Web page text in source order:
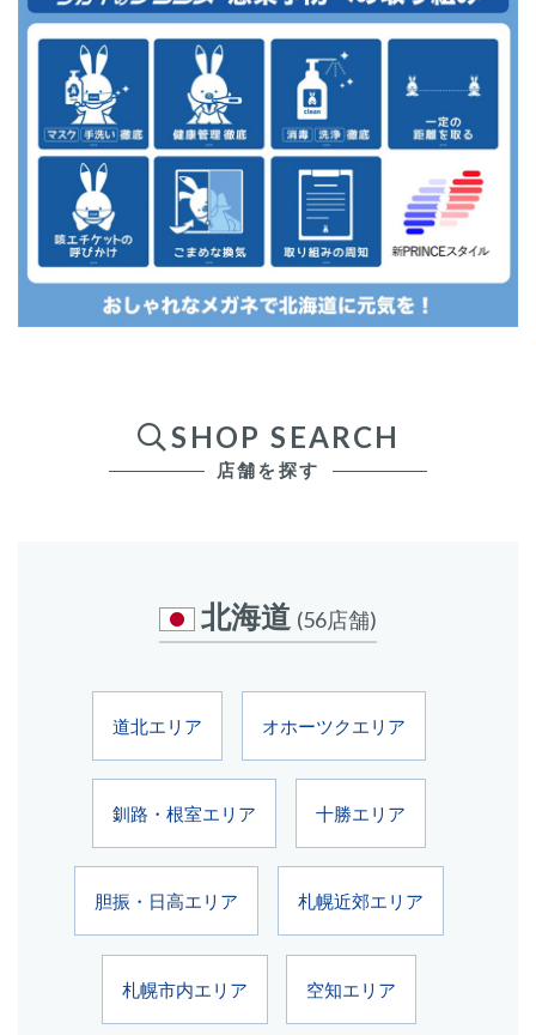
SHOP SEARCH
店舗を探す
北海道 (56店舗)
道北エリア オホーツクエリア
釧路・根室エリア 十勝エリア
胆振・日高エリア 札幌近郊エリア
札幌市内エリア 空知エリア